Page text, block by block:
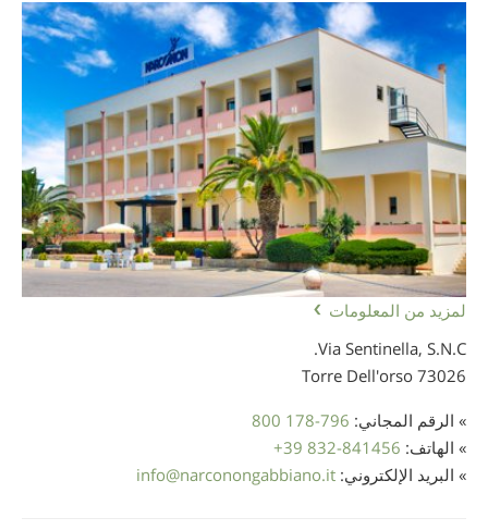
لمزيد من المعلومات
Via Sentinella, S.N.C.
73026 Torre Dell'orso
» الرقم المجاني: 800 178-796
» الهاتف: +39 832-841456
» البريد الإلكتروني:
info@narconongabbiano.it